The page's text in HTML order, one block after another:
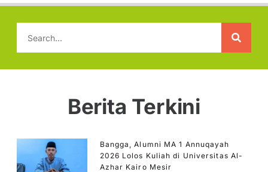
Berita Terkini
Bangga, Alumni MA 1 Annuqayah
2026 Lolos Kuliah di Universitas Al-
Azhar Kairo Mesir